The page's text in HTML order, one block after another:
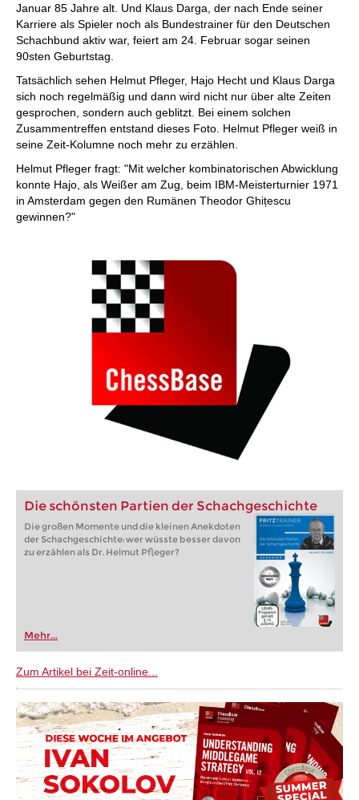
Januar 85 Jahre alt. Und Klaus Darga, der nach Ende seiner
Karriere als Spieler noch als Bundestrainer für den Deutschen
Schachbund aktiv war, feiert am 24. Februar sogar seinen
90sten Geburtstag.
Tatsächlich sehen Helmut Pfleger, Hajo Hecht und Klaus Darga
sich noch regelmäßig und dann wird nicht nur über alte Zeiten
gesprochen, sondern auch geblitzt. Bei einem solchen
Zusammentreffen entstand dieses Foto. Helmut Pfleger weiß in
seine Zeit-Kolumne noch mehr zu erzählen.
Helmut Pfleger fragt: "Mit welcher kombinatorischen Abwicklung
konnte Hajo, als Weißer am Zug, beim IBM-Meisterturnier 1971
in Amsterdam gegen den Rumänen Theodor Ghițescu
gewinnen?"
Die schönsten Partien der Schachgeschichte
Die großen Momente und die kleinen Anekdoten
der Schachgeschichte: wer wüsste besser davon
zu erzählen als Dr. Helmut Pfleger?
Mehr...
Zum Artikel bei Zeit-online...